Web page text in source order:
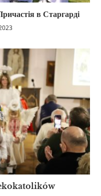
в Старгарді